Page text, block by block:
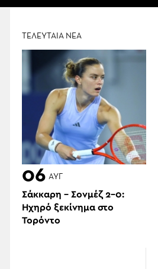
ΤΕΛΕΥΤΑΙΑ ΝΕΑ
06 ΑΥΓ
Σάκκαρη – Σονμέζ 2-0:
Ηχηρό ξεκίνημα στο
Τορόντο